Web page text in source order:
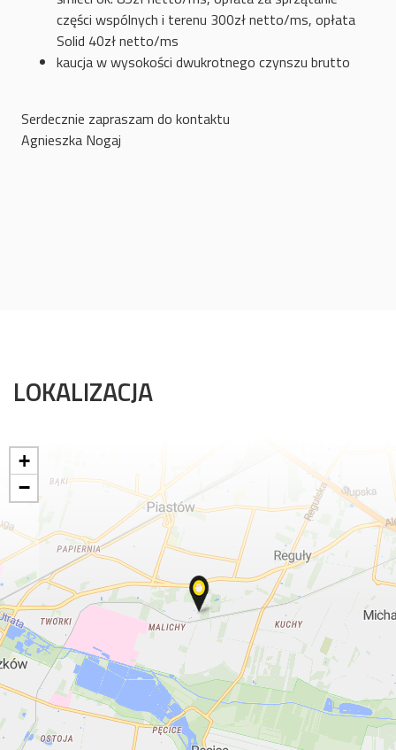
części wspólnych i terenu 300zł netto/ms, opłata
Solid 40zł netto/ms
kaucja w wysokości dwukrotnego czynszu brutto
Serdecznie zapraszam do kontaktu
Agnieszka Nogaj
LOKALIZACJA
+
−